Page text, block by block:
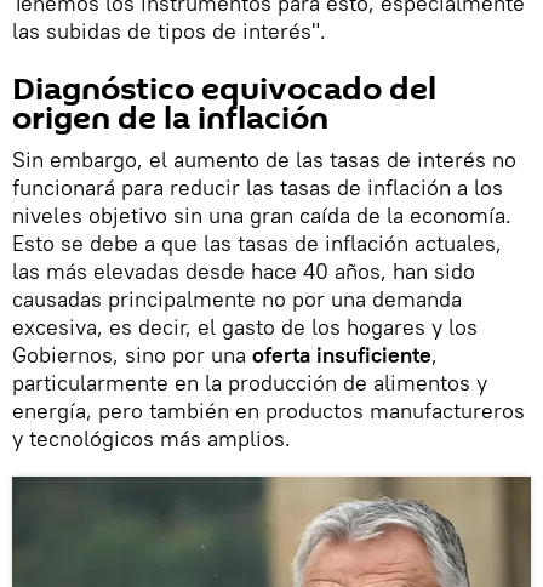
las subidas de tipos de interés".
Diagnóstico equivocado del
origen de la inflación
Sin embargo, el aumento de las tasas de interés no
funcionará para reducir las tasas de inflación a los
niveles objetivo sin una gran caída de la economía.
Esto se debe a que las tasas de inflación actuales,
las más elevadas desde hace 40 años, han sido
causadas principalmente no por una demanda
excesiva, es decir, el gasto de los hogares y los
Gobiernos, sino por una oferta insuficiente,
particularmente en la producción de alimentos y
energía, pero también en productos manufactureros
y tecnológicos más amplios.